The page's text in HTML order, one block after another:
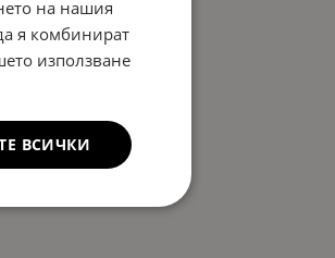
на нашия
я комбинират
използване
ВСИЧКИ